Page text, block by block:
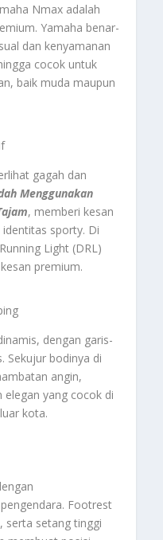
Nmax adalah
Yamaha benar-
dan kenyamanan
cocok untuk
baik muda maupun
gagah dan
Menggunakan
, memberi kesan
sporty. Di
Light (DRL)
premium.
dengan garis-
Sekujur bodinya di
angin,
elegan yang cocok di
kota.
Footrest
serta setang tinggi